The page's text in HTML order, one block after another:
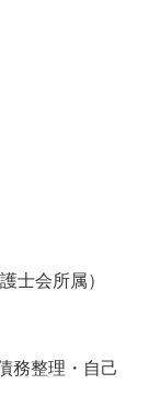
会所属）
務整理・自己